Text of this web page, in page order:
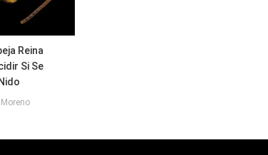
Reina
Si Se